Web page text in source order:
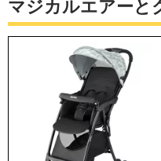
マジカルエアーと